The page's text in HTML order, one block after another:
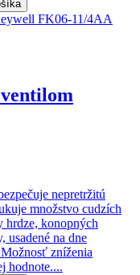
nepretržitú
množstvo cudzích
hrdze, konopných
usadené na dne
zníženia
hodnote....